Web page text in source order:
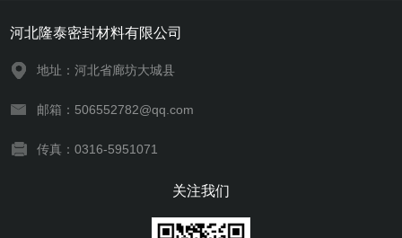
河北隆泰密封材料有限公司
地址：河北省廊坊大城县
邮箱：506552782@qq.com
传真：0316-5951071
关注我们